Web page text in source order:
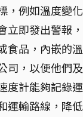
，例如溫度變
立即發出警報
食品，內嵌的
司，以便他們
度計能夠記錄
運輸路線，降